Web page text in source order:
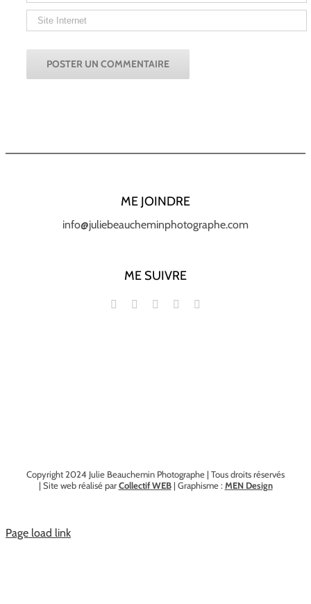
ME JOINDRE
info@juliebeaucheminphotographe.com
ME SUIVRE
Copyright 2024 Julie Beauchemin Photographe | Tous droits réservés
| Site web réalisé parCollectif WEB| Graphisme : MEN Design
Page load link